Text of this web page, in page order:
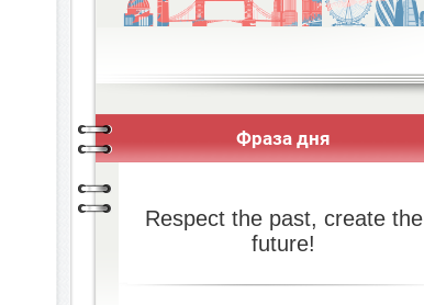
Фраза дня
Respect the past, create the
future!